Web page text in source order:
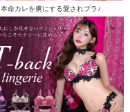
本命カレを虜にする愛されブラ♪